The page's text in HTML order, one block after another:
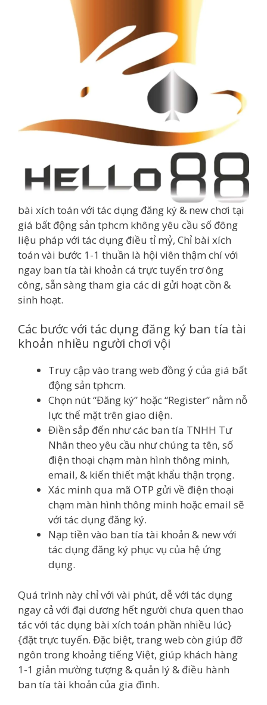
bài xích toán với tác dụng đăng ký & new chơi tại
giá bất động sản tphcm không yêu cầu số đông
liệu pháp với tác dụng điều tỉ mỷ, Chỉ bài xích
toán vài bước 1-1 thuần là hội viên thậm chí với
ngay ban tía tài khoản cá trực tuyến trơ ông
công, sẵn sàng tham gia các di gửi hoạt cồn &
sinh hoạt.
Các bước với tác dụng đăng ký ban tía tài
khoản nhiều người chơi vội
Truy cập vào trang web đồng ý của giá bất
động sản tphcm.
Chọn nút “Đăng ký” hoặc “Register” nằm nỗ
lực thể mặt trên giao diện.
Điền sắp đến như các ban tía TNHH Tư
Nhân theo yêu cầu như chúng ta tên, số
điện thoại chạm màn hình thông minh,
email, & kiến thiết mật khẩu thận trọng.
Xác minh qua mã OTP gửi về điện thoại
chạm màn hình thông minh hoặc email sẽ
với tác dụng đăng ký.
Nạp tiền vào ban tía tài khoản & new với
tác dụng đăng ký phục vụ của hệ ứng
dụng.
Quá trình này chỉ với vài phút, dễ với tác dụng
ngay cả với đại dương hết người chưa quen thao
tác với tác dụng bài xích toán phần nhiều lúc}
{đặt trực tuyến. Đặc biệt, trang web còn giúp đỡ
ngôn trong khoảng tiếng Việt, giúp khách hàng
1-1 giản mường tượng & quản lý & điều hành
ban tía tài khoản của gia đình.